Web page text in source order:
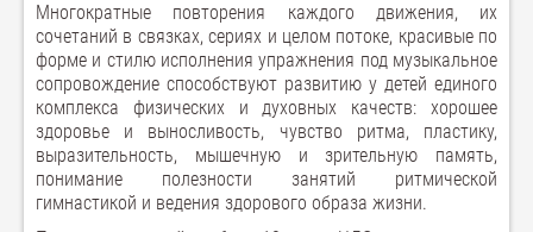
Многократные повторения каждого движения, их
сочетаний в связках, сериях и целом потоке, красивые по
форме и стилю исполнения упражнения под музыкальное
сопровождение способствуют развитию у детей единого
комплекса физических и духовных качеств: хорошее
здоровье и выносливость, чувство ритма, пластику,
выразительность, мышечную и зрительную память,
понимание полезности занятий ритмической
гимнастикой и ведения здорового образа жизни.